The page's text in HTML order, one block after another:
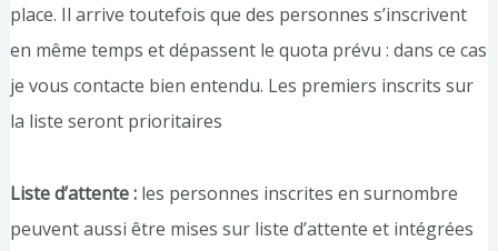
place. Il arrive toutefois que des personnes s’inscrivent
en même temps et dépassent le quota prévu : dans ce cas
je vous contacte bien entendu. Les premiers inscrits sur
la liste seront prioritaires
Liste d’attente :les personnes inscrites en surnombre
peuvent aussi être mises sur liste d’attente et intégrées